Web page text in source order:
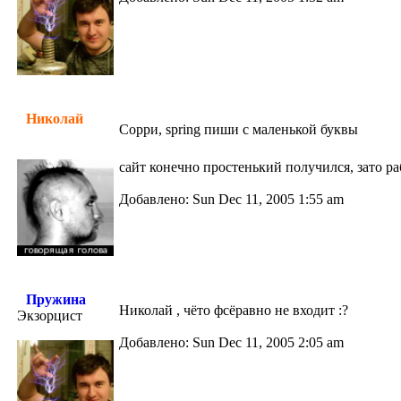
Николай
Сорри, spring пиши с маленькой буквы
сайт конечно простенький получился, зато
Добавлено: Sun Dec 11, 2005 1:55 am
Пружина
Экзорцист
Николай , чёто фсёравно не входит :?
Добавлено: Sun Dec 11, 2005 2:05 am